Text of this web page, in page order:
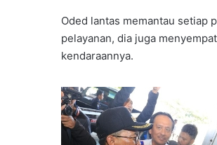
Oded lantas memantau setiap
pelayanan, dia juga
kendaraannya.